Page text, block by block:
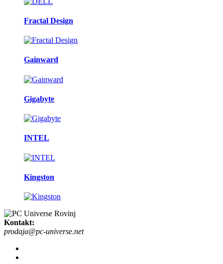
Fractal Design
Gainward
Gigabyte
INTEL
Kingston
Kontakt:
prodaja@pc-universe.net